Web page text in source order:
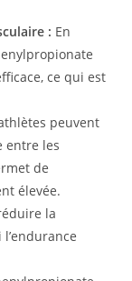
: En
ce qui est
peuvent
entre les
de
élevée.
la